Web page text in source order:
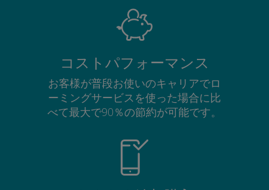
コストパフォーマンス
お客様が普段お使いのキャリアでロ
ーミングサービスを使った場合に比
べて最大で90％の節約が可能です。